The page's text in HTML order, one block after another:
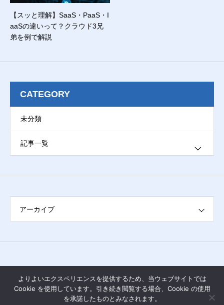
【スッと理解】SaaS・PaaS・I
aaSの違いって？クラウド3兄
弟を例で解説
CATEGORY
未分類
記事一覧
アーカイブ
よりよいエクスペリエンスを提供するため、当ウェブサイトでは
Cookie を使用しています。引き続き閲覧する場合、Cookie の使用
を承諾したものとみなされます。